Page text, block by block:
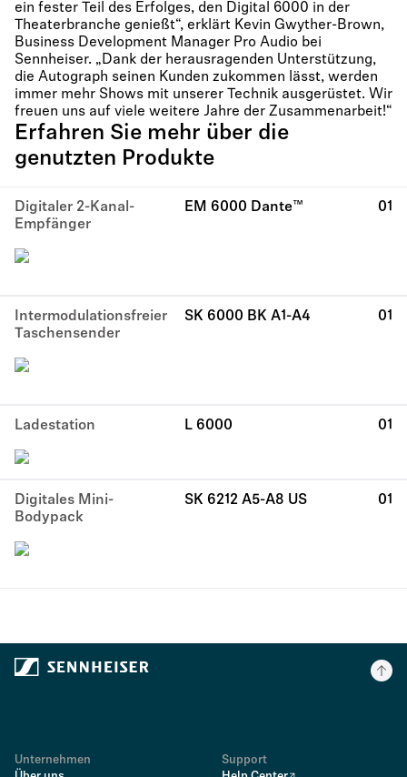
ein fester Teil des Erfolges, den Digital 6000 in der
Theaterbranche genießt“, erklärt Kevin Gwyther-Brown,
Business Development Manager Pro Audio bei
Sennheiser. „Dank der herausragenden Unterstützung,
die Autograph seinen Kunden zukommen lässt, werden
immer mehr Shows mit unserer Technik ausgerüstet. Wir
freuen uns auf viele weitere Jahre der Zusammenarbeit!“
Erfahren Sie mehr über die
genutzten Produkte
Digitaler 2-Kanal-
Empfänger
EM 6000 Dante™ 01
Intermodulationsfreier
Taschensender
SK 6000 BK A1-A4 01
Ladestation L 6000 01
Digitales Mini-
Bodypack
SK 6212 A5-A8 US 01
Unternehmen
Support